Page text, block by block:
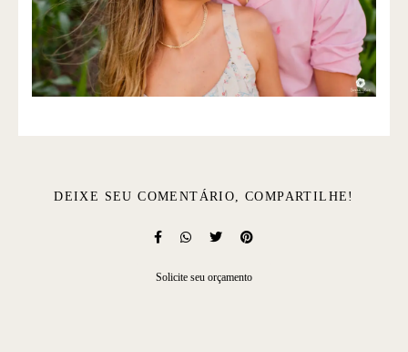
DEIXE SEU COMENTÁRIO, COMPARTILHE!
Solicite seu orçamento